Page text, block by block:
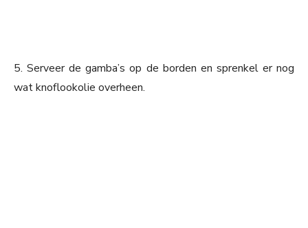
5. Serveer de gamba’s op de borden en sprenkel er nog
wat knoflookolie overheen.